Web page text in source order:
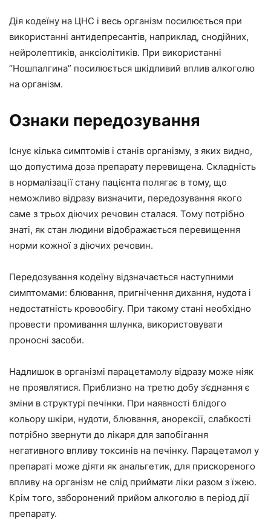
Дія кодеїну на ЦНС і весь організм посилюється при
використанні антидепресантів, наприклад, снодійних,
нейролептиків, анксіолітиків. При використанні
“Ношпалгина” посилюється шкідливий вплив алкоголю
на організм.
Ознаки передозування
Існує кілька симптомів і станів організму, з яких видно,
що допустима доза препарату перевищена. Складність
в нормалізації стану пацієнта полягає в тому, що
неможливо відразу визначити, передозування якого
саме з трьох діючих речовин сталася. Тому потрібно
знаті, як стан людини відображається перевищення
норми кожної з діючих речовин.
Передозування кодеїну відзначається наступними
симптомами: блювання, пригнічення дихання, нудота і
недостатність кровообігу. При такому стані необхідно
провести промивання шлунка, використовувати
проносні засоби.
Надлишок в організмі парацетамолу відразу може ніяк
не проявлятися. Приблизно на третю добу з’єднання є
зміни в структурі печінки. При наявності блідого
кольору шкіри, нудоти, блювання, анорексії, слабкості
потрібно звернути до лікаря для запобігання
негативного впливу токсинів на печінку. Парацетамол у
препараті може діяти як анальгетик, для прискореного
впливу на організм не слід приймати ліки разом з їжею.
Крім того, заборонений прийом алкоголю в період дії
препарату.